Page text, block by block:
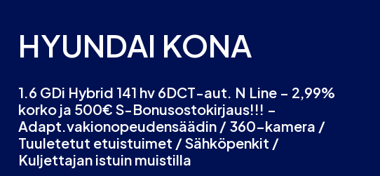
HYUNDAI KONA
1.6 GDi Hybrid 141 hv 6DCT-aut. N Line – 2,99%
korko ja 500€ S-Bonusostokirjaus!!! –
Adapt.vakionopeudensäädin / 360-kamera /
Tuuletetut etuistuimet / Sähköpenkit /
Kuljettajan istuin muistilla